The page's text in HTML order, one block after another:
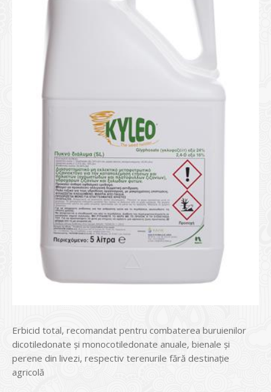
Erbicid total, recomandat pentru combaterea buruienilor
dicotiledonate și monocotiledonate anuale, bienale şi
perene din livezi, respectiv terenurile fără destinaţie
agricolă